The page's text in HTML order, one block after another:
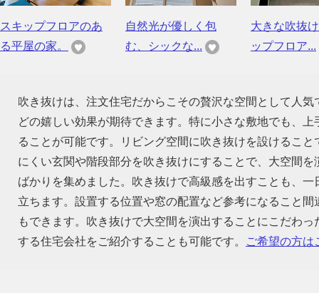
スキップフロアのあ
る平屋の家。
自然光が優しく包
む、シックな...
大きな吹抜
ップフロア...
吹き抜けは、注文住宅だからこその贅沢な空間として人
どの嬉しい効果が期待できます。特に小さな敷地でも、
ることが可能です。リビング空間に吹き抜けを設けるこ
にくい玄関や階段部分を吹き抜けにすることで、大空間
ばかりを集めました。吹き抜けで高級感を出すことも、
立ちます。設置する位置や窓の配置など参考になること
もできます。吹き抜けで大空間を演出することにこだわ
する住宅会社をご紹介することも可能です。
ご希望の方は